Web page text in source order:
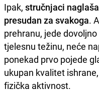
Ipak, stručnjaci
presudan za svakoga.
prehranu, jede
tjelesnu težinu, neće
ponekad prvo pojede
ukupan kvalitet
fizička aktivnost.